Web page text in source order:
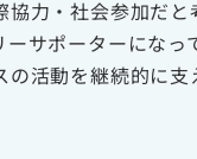
協力・社会参加だと
サポーターになっ
の活動を継続的に支